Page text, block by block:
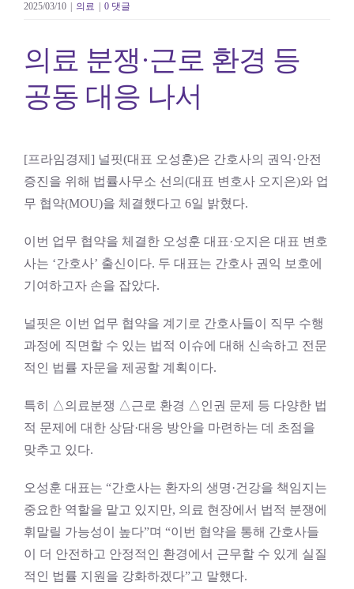
2025/03/10 의료 0 댓글
의료 분쟁·근로 환경 등
공동 대응 나서
[프라임경제] 널핏(대표 오성훈)은 간호사의 권익·안전
증진을 위해 법률사무소 선의(대표 변호사 오지은)와 업
무 협약(MOU)을 체결했다고 6일 밝혔다.
이번 업무 협약을 체결한 오성훈 대표·오지은 대표 변호
사는 ‘간호사’ 출신이다. 두 대표는 간호사 권익 보호에
기여하고자 손을 잡았다.
널핏은 이번 업무 협약을 계기로 간호사들이 직무 수행
과정에 직면할 수 있는 법적 이슈에 대해 신속하고 전문
적인 법률 자문을 제공할 계획이다.
특히 △의료분쟁 △근로 환경 △인권 문제 등 다양한 법
적 문제에 대한 상담·대응 방안을 마련하는 데 초점을
맞추고 있다.
오성훈 대표는 “간호사는 환자의 생명·건강을 책임지는
중요한 역할을 맡고 있지만, 의료 현장에서 법적 분쟁에
휘말릴 가능성이 높다”며 “이번 협약을 통해 간호사들
이 더 안전하고 안정적인 환경에서 근무할 수 있게 실질
적인 법률 지원을 강화하겠다”고 말했다.